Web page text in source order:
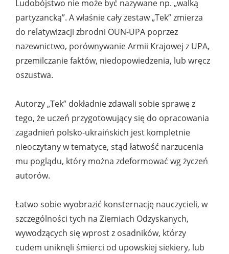
Ludobójstwo nie może być nazywane np. „walką
partyzancką”. A właśnie cały zestaw „Tek” zmierza
do relatywizacji zbrodni OUN-UPA poprzez
nazewnictwo, porównywanie Armii Krajowej z UPA,
przemilczanie faktów, niedopowiedzenia, lub wręcz
oszustwa.
Autorzy „Tek” dokładnie zdawali sobie sprawę z
tego, że uczeń przygotowujący się do opracowania
zagadnień polsko-ukraińskich jest kompletnie
nieoczytany w tematyce, stąd łatwość narzucenia
mu poglądu, który można zdeformować wg życzeń
autorów.
Łatwo sobie wyobrazić konsternację nauczycieli, w
szczególności tych na Ziemiach Odzyskanych,
wywodzących się wprost z osadników, którzy
cudem uniknęli śmierci od upowskiej siekiery, lub